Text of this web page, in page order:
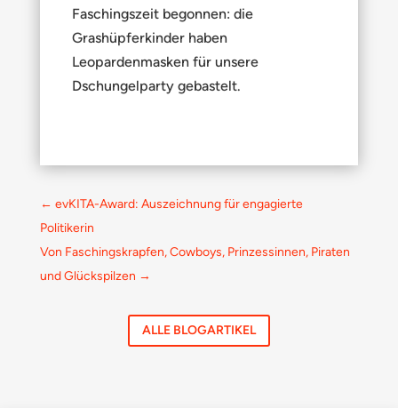
Faschingszeit begonnen: die
Grashüpferkinder haben
Leopardenmasken für unsere
Dschungelparty gebastelt.
← evKITA-Award: Auszeichnung für engagierte
Politikerin
Von Faschingskrapfen, Cowboys, Prinzessinnen, Piraten
und Glückspilzen →
ALLE BLOGARTIKEL